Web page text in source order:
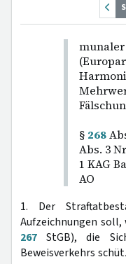
§ 268
Abs. 3
1 KAG
AO
1. Der
Aufzeichnungen soll,
267 StGB), die
Beweisverkehrs